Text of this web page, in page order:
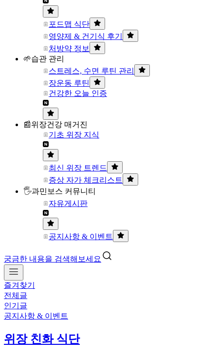
포드맵 식단
영양제 & 건기식 후기
처방약 정보
🌱습관 관리
스트레스, 수면 루틴 관리
장운동 루틴
건강한 오늘 인증
📰위장건강 매거진
기초 위장 지식
최신 위장 트렌드
증상 자가 체크리스트
🖐과민보스 커뮤니티
자유게시판
공지사항 & 이벤트
궁금한 내용을 검색해보세요
즐겨찾기
전체글
인기글
공지사항 & 이벤트
위장 친화 식단